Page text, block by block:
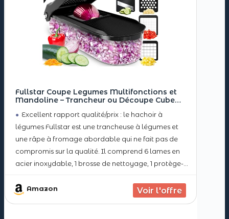
Fullstar Coupe Legumes Multifonctions et
Mandoline – Trancheur ou Découpe Cube
Rapeuse Legume et Fromage – Cuisine
Accessoires (Compact 6-en-1 Noir)
Excellent rapport qualité/prix : le hachoir à
légumes Fullstar est une trancheuse à légumes et
une râpe à fromage abordable qui ne fait pas de
compromis sur la qualité. Il comprend 6 lames en
acier inoxydable, 1 brosse de nettoyage, 1 protège-
Amazon